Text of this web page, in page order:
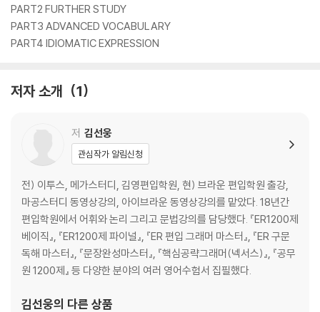
PART2 FURTHER STUDY
PART3 ADVANCED VOCABULARY
PART4 IDIOMATIC EXPRESSION
저자 소개 1
저 김선웅
관심작가 알림신청
전) 이투스, 메가스터디, 김영편입학원, 현) 브라운 편입학원 출강,
마공스터디 동영상강의, 아이브라운 동영상강의를 맡았다. 18년간
편입학원에서 어휘와 논리 그리고 문법강의를 담당했다. 『ER1200제
베이직』, 『ER1200제 파이널』, 『ER 편입 그래머 마스터』, 『ER 구문
독해 마스터』, 『문장완성마스터』, 『핵심공략그래머(넥서스)』, 『공무
원 1200제』 등 다양한 분야의 여러 영어수험서 집필했다.
김선웅의 다른 상품